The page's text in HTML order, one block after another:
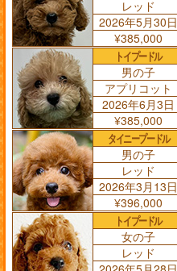
レッド
2026年5月30日
¥385,000
トイプードル
男の子
アプリコット
2026年6月3日
¥385,000
タイニープードル
男の子
レッド
2026年3月13日
¥396,000
トイプードル
女の子
レッド